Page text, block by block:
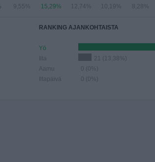
9,55% 15,29% 12,74% 10,19% 8,28%
RANKING AJANKOHTAISTA
Yö
Ilta
21 (13,38%)
Aamu
0 (0%)
Iltapäivä
0 (0%)